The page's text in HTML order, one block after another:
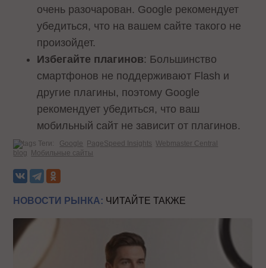
очень разочарован. Google рекомендует
убедиться, что на вашем сайте такого не
произойдет.
Избегайте плагинов: Большинство
смартфонов не поддерживают Flash и
другие плагины, поэтому Google
рекомендует убедиться, что ваш
мобильный сайт не зависит от плагинов.
Теги: Google PageSpeed Insights Webmaster Central
blog
Мобильные сайты
НОВОСТИ РЫНКА: ЧИТАЙТЕ ТАКЖЕ